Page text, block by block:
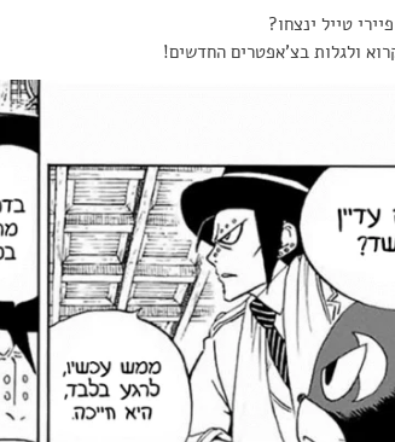
טייל ינצחו?
ולגלות בצ’אפטרים החדשים!